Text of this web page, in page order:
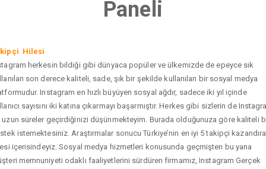
Paneli
Hilesi
herkesin bildiği gibi dünyaca popüler ve ülkemizde de epeyce sık
son derece kaliteli, sade, şık bir şekilde kullanılan bir sosyal medya
Instagram en hızlı büyüyen sosyal ağdır, sadece iki yıl içinde
sayısını iki katına çıkarmayı başarmıştır. Herkes gibi sizlerin de
uzun süreler geçirdiğinizi düşünmekteyim. Burada olduğunuza göre kaliteli
istemektesiniz. Araştırmalar sonucu Türkiye’nin en iyi 5 takipçi
içerisindeyiz. Sosyal medya hizmetleri konusunda geçmişten bu yana
memnuniyeti odaklı faaliyetlerini sürdüren firmamız, Instagram Gerçek